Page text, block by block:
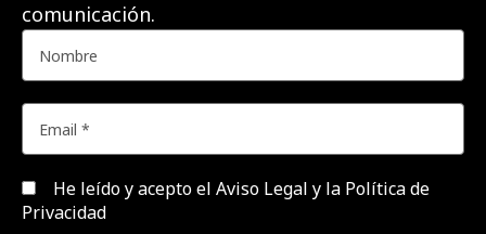
comunicación.
He leído y acepto el Aviso Legal y la Política de
Privacidad